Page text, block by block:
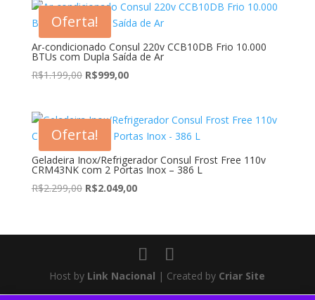
era:
R$399,00.
é:
R$369,90.
Oferta!
Ar-condicionado Consul 220v CCB10DB Frio 10.000
BTUs com Dupla Saída de Ar
R$1.199,00 O
era:
R$1.199,00.
R$999,00O
é:
R$999,00.
Oferta!
Geladeira Inox/Refrigerador Consul Frost Free 110v
CRM43NK com 2 Portas Inox – 386 L
R$2.299,00 O
era:
R$2.049,00O
é:
R$2.049,00.
Host by Link Nacional | Created by Criar Site